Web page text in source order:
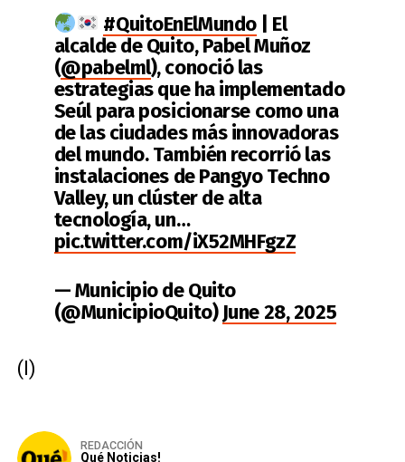
#QuitoEnElMundo| El
alcalde de Quito, Pabel Muñoz
(@pabelml), conoció las
estrategias que ha implementado
Seúl para posicionarse como una
de las ciudades más innovadoras
del mundo. También recorrió las
instalaciones de Pangyo Techno
Valley, un clúster de alta
tecnología, un…
pic.twitter.com/iX52MHFgzZ
— Municipio de Quito
(@MunicipioQuito)June 28, 2025
(I)
REDACCIÓN
Qué Noticias!